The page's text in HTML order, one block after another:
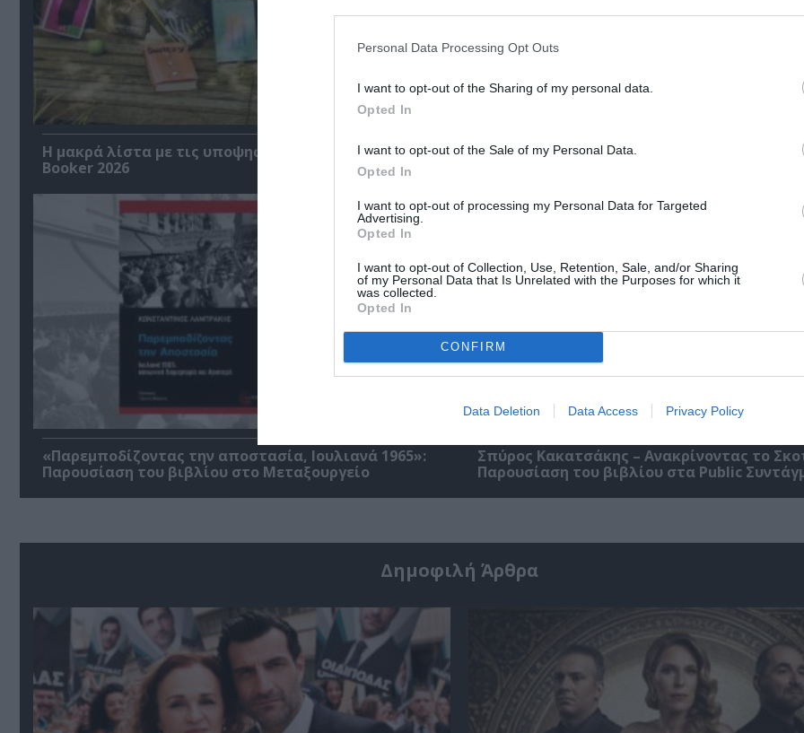
Personal Data Processing Opt Outs
I want to opt-out of the Sharing of my personal data.
Opted In
I want to opt-out of the Sale of my Personal Data.
Opted In
I want to opt-out of processing my Personal Data for Targeted
Advertising.
Opted In
I want to opt-out of Collection, Use, Retention, Sale, and/or Sharing
of my Personal Data that Is Unrelated with the Purposes for which it
was collected.
Opted In
CONFIRM
Data Deletion Data Access Privacy Policy
Η μακρά λίστα με τις υποψηφιότητες για το Βραβείο
Booker 2026
Έκθεση Βιβλίου 2026 στο Ναύπλιο
«Παρεμποδίζοντας την αποστασία, Ιουλιανά 1965»:
Παρουσίαση του βιβλίου στο Μεταξουργείο
Σπύρος Κακατσάκης – Ανακρίνοντας το
Παρουσίαση του βιβλίου στα Public
Δημοφιλή Άρθρα